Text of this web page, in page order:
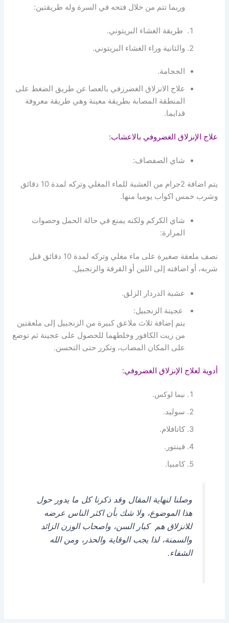
وربما تتم من خلال فتحه في السرة وله طريقتين:
طريقة الغشاء البريتوني.
والثانية وراء الغشاء البريتوني.
الحجامة.
علاج الانزلاق الغضرزفي بالعصا عن طريق الضغط على
المنطقة المصابة بطريقة معينة وهي طريقة معروفة
قدايما.
علاج الإنزلاق الغضروفي بالاعشاب:
شاي الصفصاف:
يتم اضافة 2جرام من العشبة للماء المغلي وتركه لمدة 10 دقائق
وشرب خمس اكواب يوميا منها.
شاي الكركم ولكنه يمنع في حالة الحمل وحصوات
المرارة:
نصف ملعقة صغيرة على ماء مغلي وتركه لمدة 10 دقائق قبل
شربه، أو اضافته إلى اللبن أو القرفة والزنجبيل.
عشبة الدردار الزلق.
عجينة الزنجبيل:
يتم إضافة ثلاث ملاعق كبيرة من الزنجبيل إلى ملعقتين
من زيت الكافور وخلطهما للحصول على عجينة ثم توضع
على المكان المصاب، وتكرر حتى التحسن.
أدوية لعلاج الإنزلاق الغضروفي:
نيما لوكس.
سوليد.
كاتافلام.
فينتور.
كامبيا.
وصلنا لنهاية المقال وقد ذكرنا كل ما يدور حول
هذا الموضوع، ولا شك بأن اكثر الناس عرضه
للانزلاق هم كبار السن، واصحاب الوزن الزائد
والسمنة، لذا يجب الوقاية والحذر، ومن الله
الشفاء.